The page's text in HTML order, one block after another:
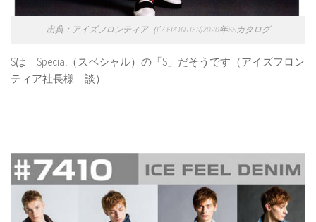
出典：アイズフロンティア（I’Z FRONTIER)2020年SSカタログ
Sは Special（スペシャル）の「S」だそうです（アイズフロン
ティア社長様 談）